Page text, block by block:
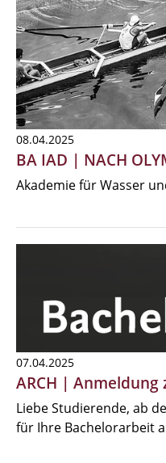
08.04.2025
BA IAD | NACH
Akademie für Wasser
07.04.2025
ARCH |
Liebe Studierende, ab
für Ihre Bachelorarbeit